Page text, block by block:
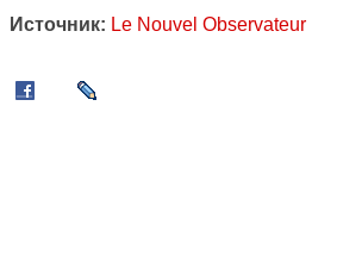
Источник: Le Nouvel Observateur